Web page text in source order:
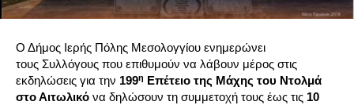
Ο Δήμος Ιερής Πόλης Μεσολογγίου ενημερώνει
τους Συλλόγους που επιθυμούν να λάβουν μέρος στις
εκδηλώσεις για την 199η Επέτειο της Μάχης του Ντολμά
στο Αιτωλικό να δηλώσουν τη συμμετοχή τους έως τις 10